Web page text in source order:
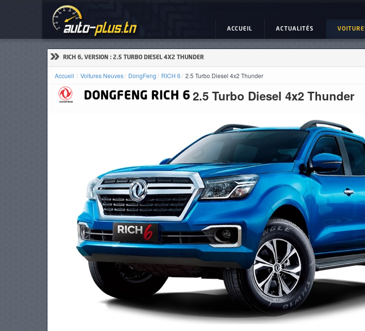
ACCUEIL ACTUALITÉS
» RICH 6, VERSION : 2.5 TURBO DIESEL 4X2 THUNDER
Accueil Voitures Neuves DongFeng RICH 6 2.5 Turbo Diesel 4x2 Thunder
DONGFENG RICH 6 2.5 Turbo Diesel 4x2 Thunder
ACTUALITÉS